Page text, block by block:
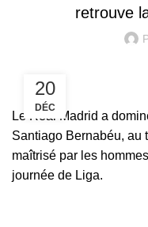
retrouve
20
DÉC
Le Real Madrid a
Santiago Bernabéu, au
maîtrisé par les
journée de Liga.